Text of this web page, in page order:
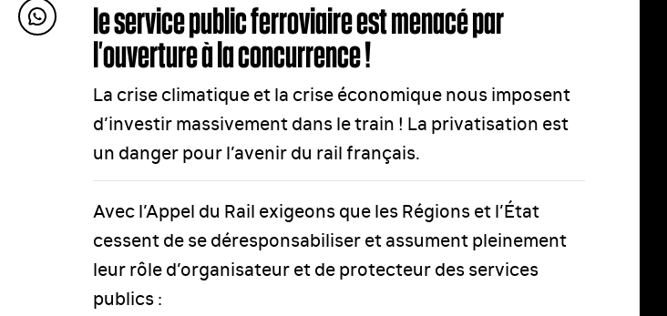
le service public ferroviaire est menacé par
l’ouverture à la concurrence !
La crise climatique et la crise économique nous imposent
d’investir massivement dans le train ! La privatisation est
un danger pour l’avenir du rail français.
Avec l’Appel du Rail exigeons que les Régions et l’État
cessent de se déresponsabiliser et assument pleinement
leur rôle d’organisateur et de protecteur des services
publics :